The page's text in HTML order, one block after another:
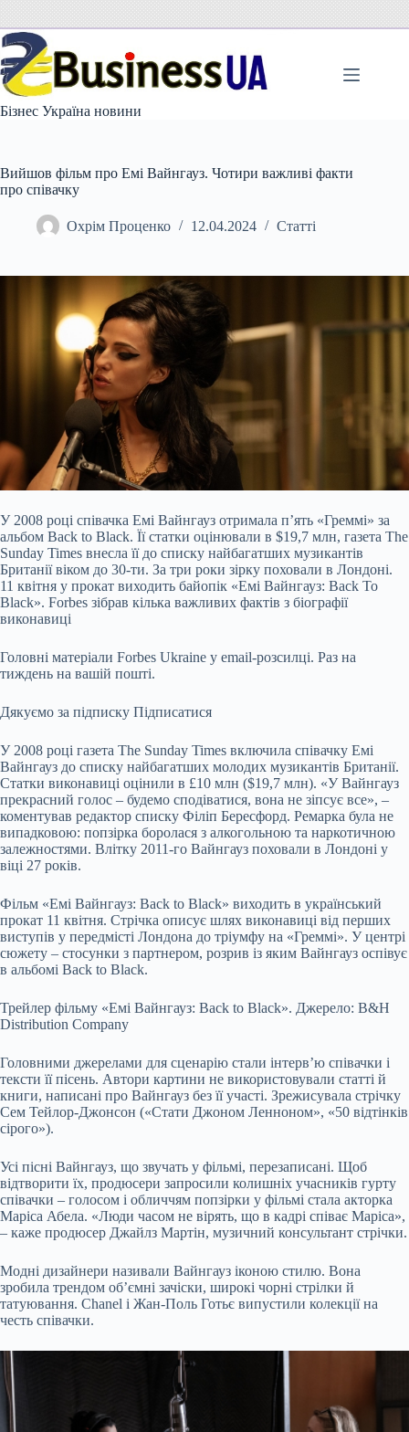
вмісту
Бізнес Україна новини
Вийшов фільм про Емі Вайнгауз. Чотири важливі факти
про співачку
Охрім Проценко 12.04.2024 Статті
У 2008 році співачка Емі Вайнгауз отримала п’ять «Греммі» за
альбом Back to Black. Її статки оцінювали в $19,7 млн, газета The
Sunday Times внесла її до списку найбагатших музикантів
Британії віком до 30-ти. За три роки зірку поховали в Лондоні.
11 квітня у прокат виходить байопік «Емі Вайнгауз: Back To
Black». Forbes зібрав кілька важливих фактів з біографії
виконавиці
Головні матеріали Forbes Ukraine у email-розсилці. Раз на
тиждень на вашій пошті.
Дякуємо за підписку Підписатися
У 2008 році газета The Sunday Times включила співачку Емі
Вайнгауз до списку найбагатших молодих музикантів Британії.
Статки виконавиці оцінили в £10 млн ($19,7 млн). «У Вайнгауз
прекрасний голос – будемо сподіватися, вона не зіпсує все», –
коментував редактор списку Філіп Бересфорд. Ремарка була не
випадковою: попзірка боролася з алкогольною та наркотичною
залежностями. Влітку 2011-го Вайнгауз поховали в Лондоні у
віці 27 років.
Фільм «Емі Вайнгауз: Back to Black» виходить в український
прокат 11 квітня. Стрічка описує шлях виконавиці від перших
виступів у передмісті Лондона до тріумфу на «Греммі». У центрі
сюжету – стосунки з партнером, розрив із яким Вайнгауз оспівує
в альбомі Back to Black.
Трейлер фільму «Емі Вайнгауз: Back to Black». Джерело: В&H
Distribution Company
Головними джерелами для сценарію стали інтерв’ю співачки і
тексти її пісень. Автори картини не використовували статті й
книги, написані про Вайнгауз без її участі. Зрежисувала стрічку
Сем Тейлор-Джонсон («Стати Джоном Ленноном», «50 відтінків
сірого»).
Усі пісні Вайнгауз, що звучать у фільмі, перезаписані. Щоб
відтворити їх, продюсери запросили колишніх учасників гурту
співачки – голосом і обличчям попзірки у фільмі стала акторка
Маріса Абела. «Люди часом не вірять, що в кадрі співає Маріса»,
– каже продюсер Джайлз Мартін, музичний консультант стрічки.
Модні дизайнери називали Вайнгауз іконою стилю. Вона
зробила трендом об’ємні зачіски, широкі чорні стрілки й
татуювання. Chanel і Жан-Поль Готьє випустили колекції на
честь співачки.